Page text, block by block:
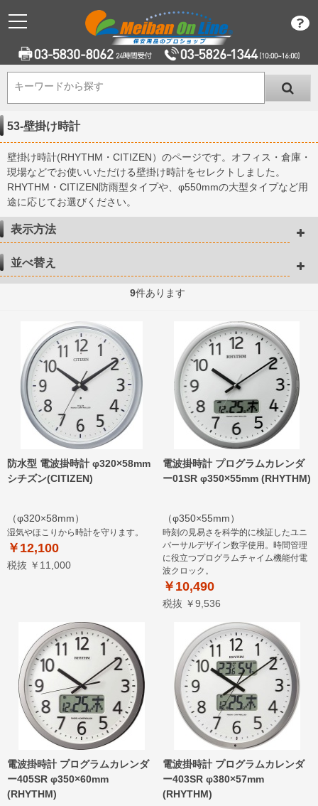
キーワードから探す
キーワードから探す
53-壁掛け時計
壁掛け時計(RHYTHM・CITIZEN）のページです。オフィス・倉庫・
現場などでお使いいただける壁掛け時計をセレクトしました。
RHYTHM・CITIZEN防雨型タイプや、φ550mmの大型タイプなど用
途に応じてお選びください。
表示方法
並べ替え
9件あります
防水型 電波掛時計 φ320×58mm
シチズン(CITIZEN)
（φ320×58mm）
湿気やほこりから時計を守ります。
￥12,100
税抜 ￥11,000
電波掛時計 プログラムカレンダ
ー01SR φ350×55mm (RHYTHM)
（φ350×55mm）
時刻の見易さを科学的に検証したユニ
バーサルデザイン数字使用。時間管理
に役立つプログラムチャイム機能付電
波クロック。
￥10,490
税抜 ￥9,536
電波掛時計 プログラムカレンダ
ー405SR φ350×60mm
(RHYTHM)
電波掛時計 プログラムカレンダ
ー403SR φ380×57mm
(RHYTHM)